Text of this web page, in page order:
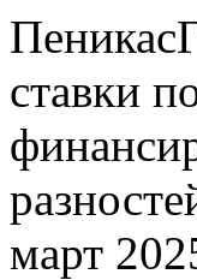
ставки
март